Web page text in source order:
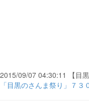
2015/09/07 04:30:11 【目黒
「目黒のさんま祭り」７